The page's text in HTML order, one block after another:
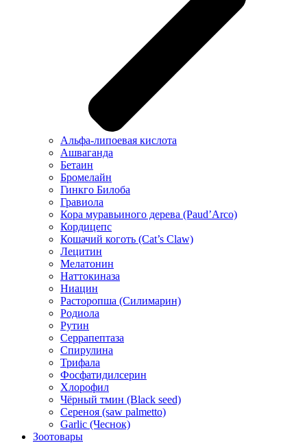
Альфа-липоевая кислота
Ашваганда
Бетаин
Бромелайн
Гинкго Билоба
Гравиола
Кора муравьиного дерева (Paud’Arco)
Кордицепс
Кошачий коготь (Cat’s Claw)
Лецитин
Мелатонин
Наттокиназа
Ниацин
Расторопша (Силимарин)
Родиола
Рутин
Серрапептаза
Спирулина
Трифала
Фосфатидилсерин
Хлорофил
Чёрный тмин (Black seed)
Сереноя (saw palmetto)
Garlic (Чеснок)
Зоотовары